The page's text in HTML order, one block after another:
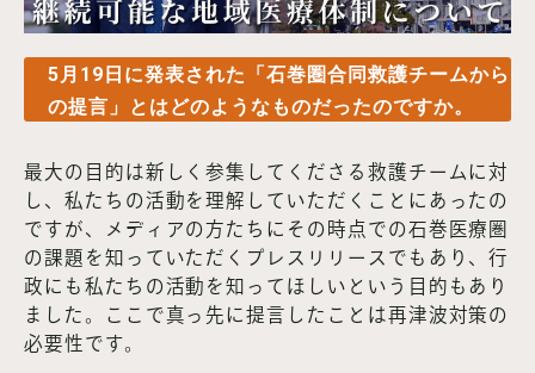
5月19日に発表された「石巻圏合同救護チームから
の提言」とはどのようなものだったのですか。
最大の目的は新しく参集してくださる救護チームに対
し、私たちの活動を理解していただくことにあったの
ですが、メディアの方たちにその時点での石巻医療圏
の課題を知っていただくプレスリリースでもあり、行
政にも私たちの活動を知ってほしいという目的もあり
ました。ここで真っ先に提言したことは再津波対策の
必要性です。